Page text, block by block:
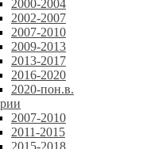
2000-2004
2002-2007
2007-2010
2009-2013
2013-2017
2016-2020
2020-пон.в.
2007-2010
2011-2015
2015-2018